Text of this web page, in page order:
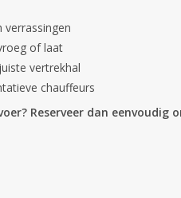
verrassingen
of laat
vertrekhal
chauffeurs
Reserveer dan eenvoudig